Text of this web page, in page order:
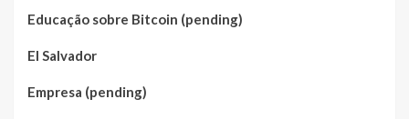
Educação sobre Bitcoin (pending)
El Salvador
Empresa (pending)